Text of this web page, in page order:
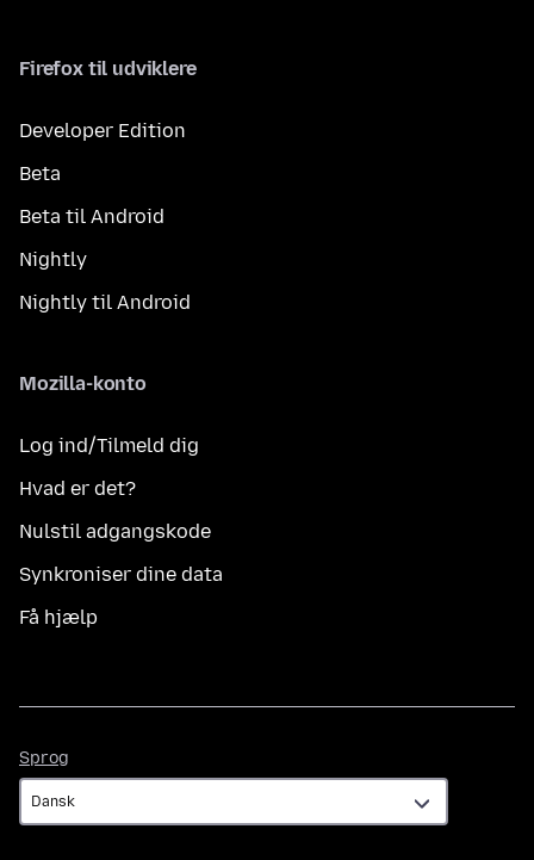
Firefox til udviklere
Developer Edition
Beta
Beta til Android
Nightly
Nightly til Android
Mozilla-konto
Log ind/Tilmeld dig
Hvad er det?
Nulstil adgangskode
Synkroniser dine data
Få hjælp
Sprog